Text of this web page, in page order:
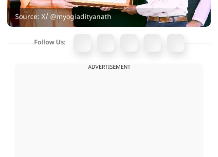
Source: X/ @myogiadityanath
Follow Us:
ADVERTISEMENT